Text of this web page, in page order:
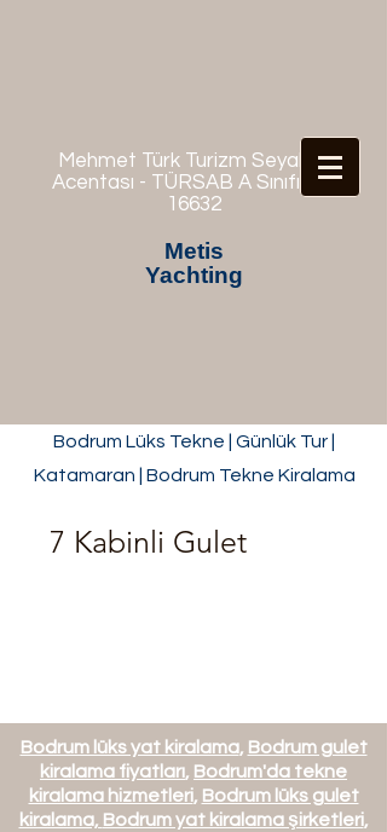
Mehmet Türk Turizm Seyahat
Acentası - TÜRSAB A Sınıfı No:
16632
Metis
Yachting
Bodrum Lüks Tekne | Günlük Tur |
Katamaran | Bodrum Tekne Kiralama
7 Kabinli Gulet
Bodrum lüks yat kiralama, Bodrum gulet
kiralama fiyatları, Bodrum'da tekne
kiralama hizmetleri, Bodrum lüks gulet
kiralama, Bodrum yat kiralama şirketleri,